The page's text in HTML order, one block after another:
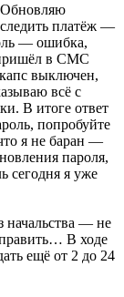
Обновляю
платёж —
— ошибка,
в СМС
выключен,
всё с
В итоге ответ
попробуйте
я не баран —
пароля,
сегодня я уже
начальства — не
В ходе
ещё от 2 до 24